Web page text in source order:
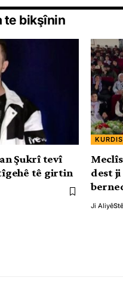
te bikşînin
Şukrî tevî
tê girtin
dest
Ji Aliyê